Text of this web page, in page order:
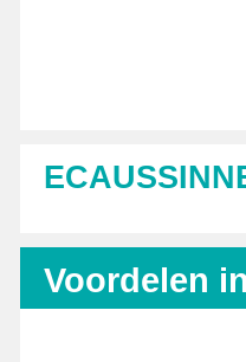
Voordelen